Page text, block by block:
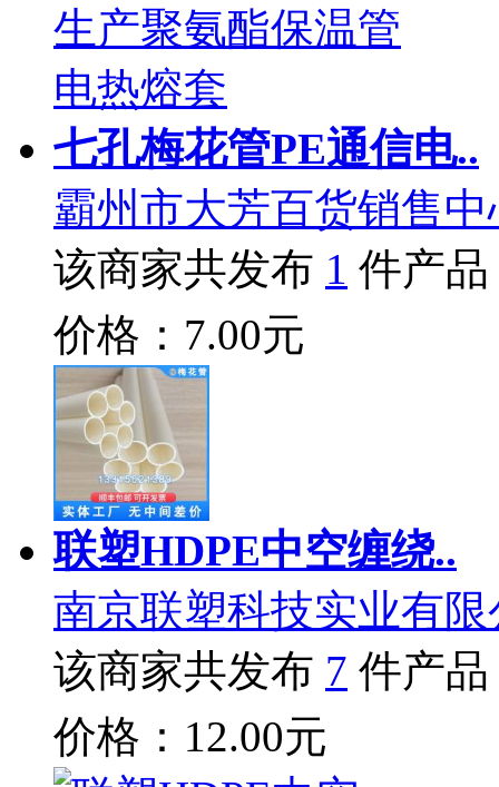
七孔梅花管PE通信电..
霸州市大芳百货销售中
该商家共发布 1 件产品
价格：7.00元
联塑HDPE中空缠绕..
南京联塑科技实业有限
该商家共发布 7 件产品
价格：12.00元